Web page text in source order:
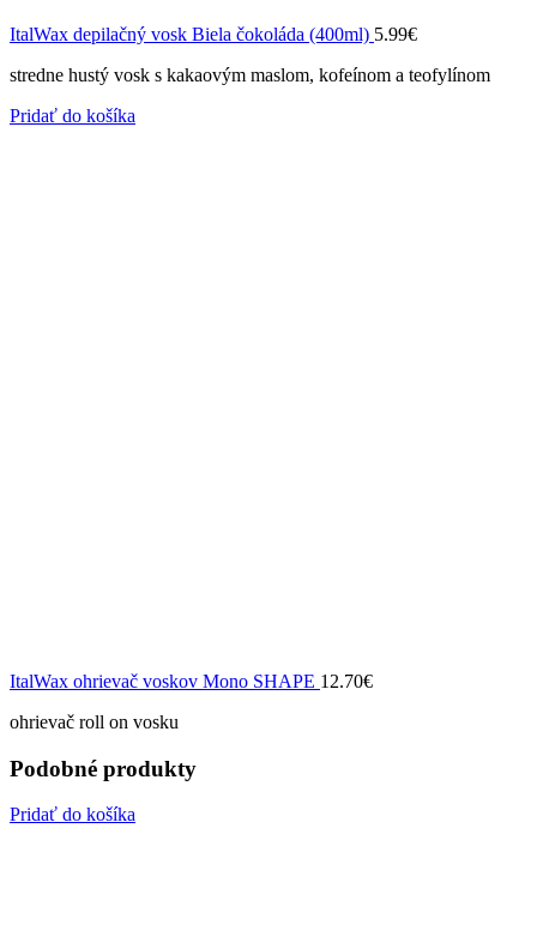
ItalWax depilačný vosk Biela čokoláda (400ml) 5.99€
stredne hustý vosk s kakaovým maslom, kofeínom a teofylínom
Pridať do košíka
ItalWax ohrievač voskov Mono SHAPE 12.70€
ohrievač roll on vosku
Podobné produkty
Pridať do košíka